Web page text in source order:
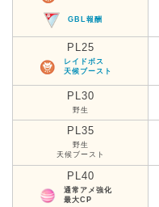
GBL報酬
PL25
レイドボス
天候ブースト
PL30
野生
PL35
野生
天候ブースト
PL40
通常アメ強化
最大CP